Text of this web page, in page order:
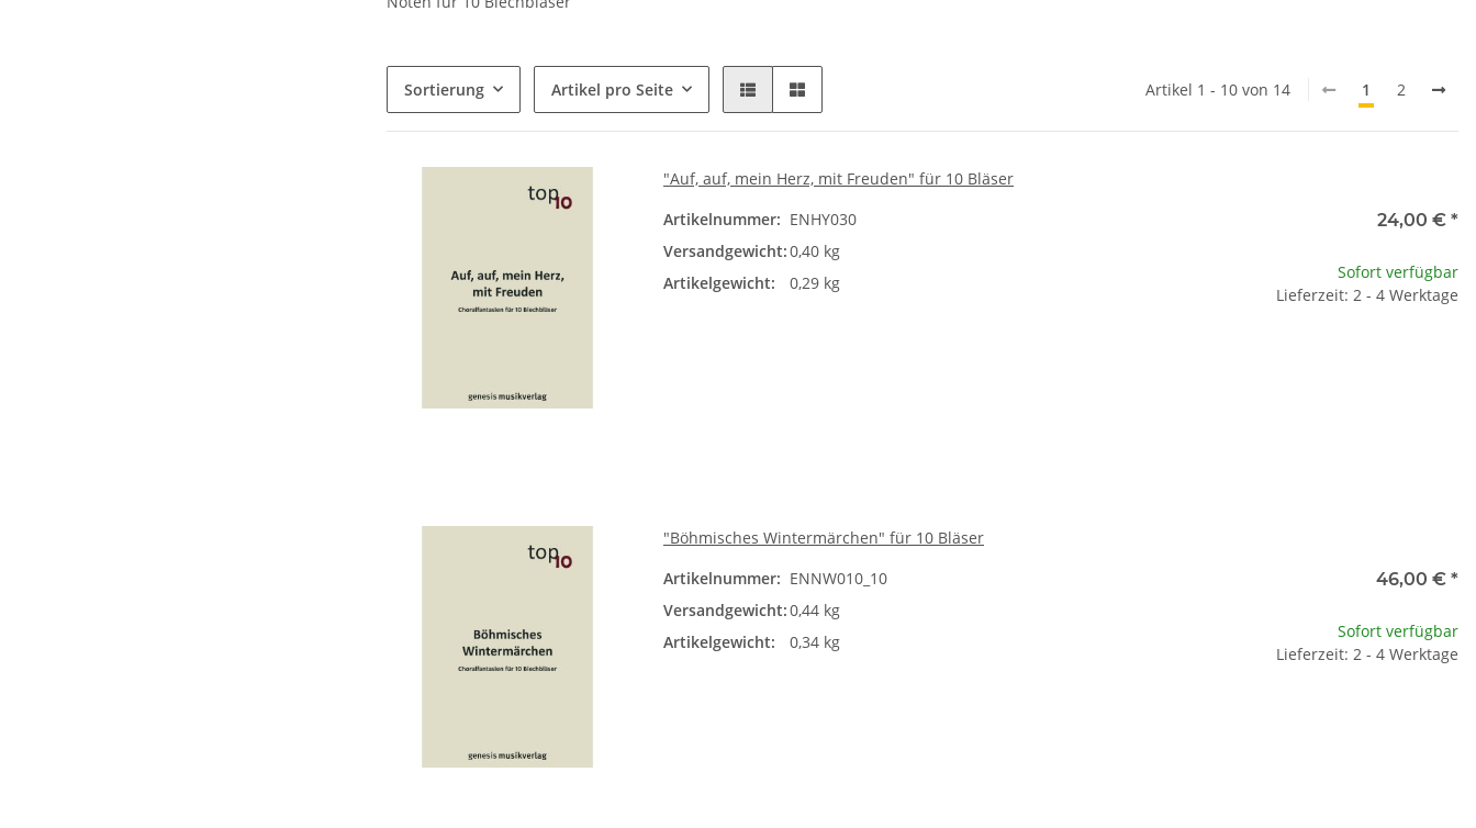
Sortierung Artikel pro Seite Artikel 1 - 10 von 14 1 2
"Auf, auf, mein Herz, mit Freuden" für 10 Bläser
Artikelnummer: ENHY030
Versandgewicht:0,40 kg
Artikelgewicht:
0,29 kg
24,00 € *
Sofort verfügbar
Lieferzeit: 2 - 4 Werktage
"Böhmisches Wintermärchen" für 10 Bläser
Artikelnummer: ENNW010_10
Versandgewicht:0,44 kg
Artikelgewicht:
0,34 kg
46,00 € *
Sofort verfügbar
Lieferzeit: 2 - 4 Werktage